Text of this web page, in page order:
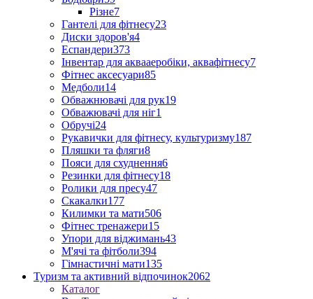
Різне7
Гантелі для фітнесу23
Диски здоров'я4
Еспандери373
Інвентар для аквааеробіки, аквафітнесу7
Фітнес аксесуари85
Медболи14
Обважнювачі для рук19
Обважювачі для ніг1
Обручі24
Рукавички для фітнесу, культуризму187
Пляшки та фляги8
Пояси для схуднення6
Резинки для фітнесу18
Ролики для пресу47
Скакалки177
Килимки та мати506
Фітнес тренажери15
Упори для віджимань43
М'ячі та фітболи394
Гімнастичні мати135
Туризм та активний відпочинок2062
Каталог